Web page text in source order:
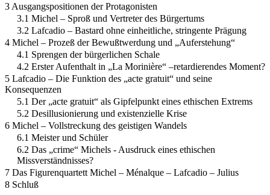
3 Ausgangspositionen der Protagonisten
3.1 Michel – Sproß und Vertreter des Bürgertums
3.2 Lafcadio – Bastard ohne einheitliche, stringente Prägung
4 Michel – Prozeß der Bewußtwerdung und „Auferstehung“
4.1 Sprengen der bürgerlichen Schale
4.2 Erster Aufenthalt in „La Morinière“ –retardierendes Moment?
5 Lafcadio – Die Funktion des „acte gratuit“ und seine
Konsequenzen
5.1 Der „acte gratuit“ als Gipfelpunkt eines ethischen Extrems
5.2 Desillusionierung und existenzielle Krise
6 Michel – Vollstreckung des geistigen Wandels
6.1 Meister und Schüler
6.2 Das „crime“ Michels - Ausdruck eines ethischen
Missverständnisses?
7 Das Figurenquartett Michel – Ménalque – Lafcadio – Julius
8 Schluß